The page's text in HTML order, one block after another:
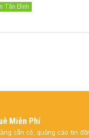
Tân Bình
Miễn Phí
sẵn có, quảng cáo tin